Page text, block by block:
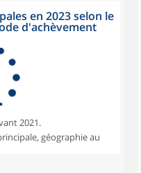
en 2023 selon le
d'achèvement
2021.
géographie au